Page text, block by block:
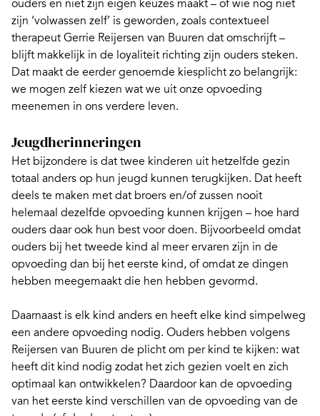
ouders en niet zijn eigen keuzes maakt – of wie nog niet
zijn ‘volwassen zelf’ is geworden, zoals contextueel
therapeut Gerrie Reijersen van Buuren dat omschrijft –
blijft makkelijk in de loyaliteit richting zijn ouders steken.
Dat maakt de eerder genoemde kiesplicht zo belangrijk:
we mogen zelf kiezen wat we uit onze opvoeding
meenemen in ons verdere leven.
Jeugdherinneringen
Het bijzondere is dat twee kinderen uit hetzelfde gezin
totaal anders op hun jeugd kunnen terugkijken. Dat heeft
deels te maken met dat broers en/of zussen nooit
helemaal dezelfde opvoeding kunnen krijgen – hoe hard
ouders daar ook hun best voor doen. Bijvoorbeeld omdat
ouders bij het tweede kind al meer ervaren zijn in de
opvoeding dan bij het eerste kind, of omdat ze dingen
hebben meegemaakt die hen hebben gevormd.
Daarnaast is elk kind anders en heeft elke kind simpelweg
een andere opvoeding nodig. Ouders hebben volgens
Reijersen van Buuren de plicht om per kind te kijken: wat
heeft dit kind nodig zodat het zich gezien voelt en zich
optimaal kan ontwikkelen? Daardoor kan de opvoeding
van het eerste kind verschillen van de opvoeding van de